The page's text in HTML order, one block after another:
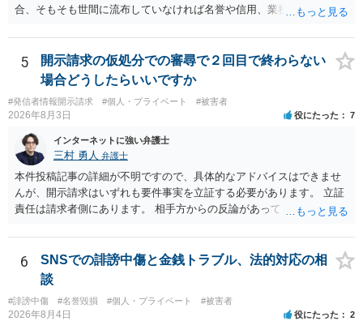
合、そもそも世間に流布していなければ名誉や信用、業務にかかる犯
5
開示請求の仮処分での審尋で２回目で終わらない
場合どうしたらいいですか
#発信者情報開示請求 #個人・プライベート #被害者
2026年8月3日 役にたった 7
インターネットに強い弁護士
三村 勇人 弁護士
本件投稿記事の詳細が不明ですので、具体的なアドバイスはできませ
んが、開示請求はいずれも要件事実を立証する必要があります。 立証
責任は請求者側にあります。 相手方からの反論があっても、裁判官が
方が口頭で反論したのは、仮処分は迅速性が要求されるためです。 書
面での反論となれば、より遅延する可能性がございます。 また、本件
はXのため、APのIPアドレスの保存期間の問題もございます。 開示請
求は法律知識が不可欠ですが、それだけでは足りず、実務を踏まえた
方法を選択することが重要です。
6
SNSでの誹謗中傷と金銭トラブル、法的対応の相
談
#誹謗中傷 #名誉毀損 #個人・プライベート #被害者
2026年8月4日 役にたった 2